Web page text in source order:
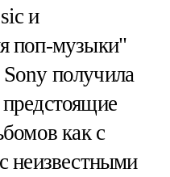
и
поп-музыки"
получила
как с
неизвестными